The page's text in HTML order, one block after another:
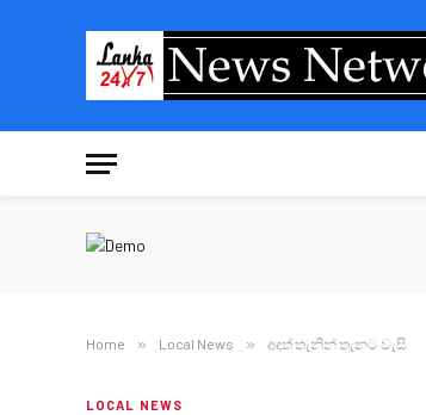
Home » Local News » අදත් තැනින් තැනට වැසි
LOCAL NEWS